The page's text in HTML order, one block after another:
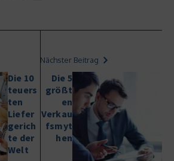
Die 10
teuers
ten
Liefer
gerich
te der
Welt
Nächster Beitrag
Die 5
größt
en
Verkau
fsmyt
hen